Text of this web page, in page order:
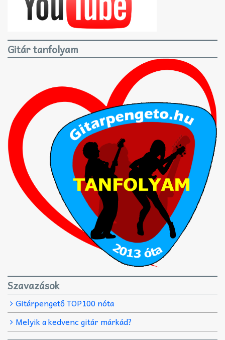
Gitár tanfolyam
Szavazások
Gitárpengető TOP100 nóta
Melyik a kedvenc gitár márkád?